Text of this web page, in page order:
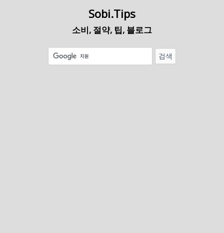
Sobi.Tips
소비, 절약, 팁, 블로그